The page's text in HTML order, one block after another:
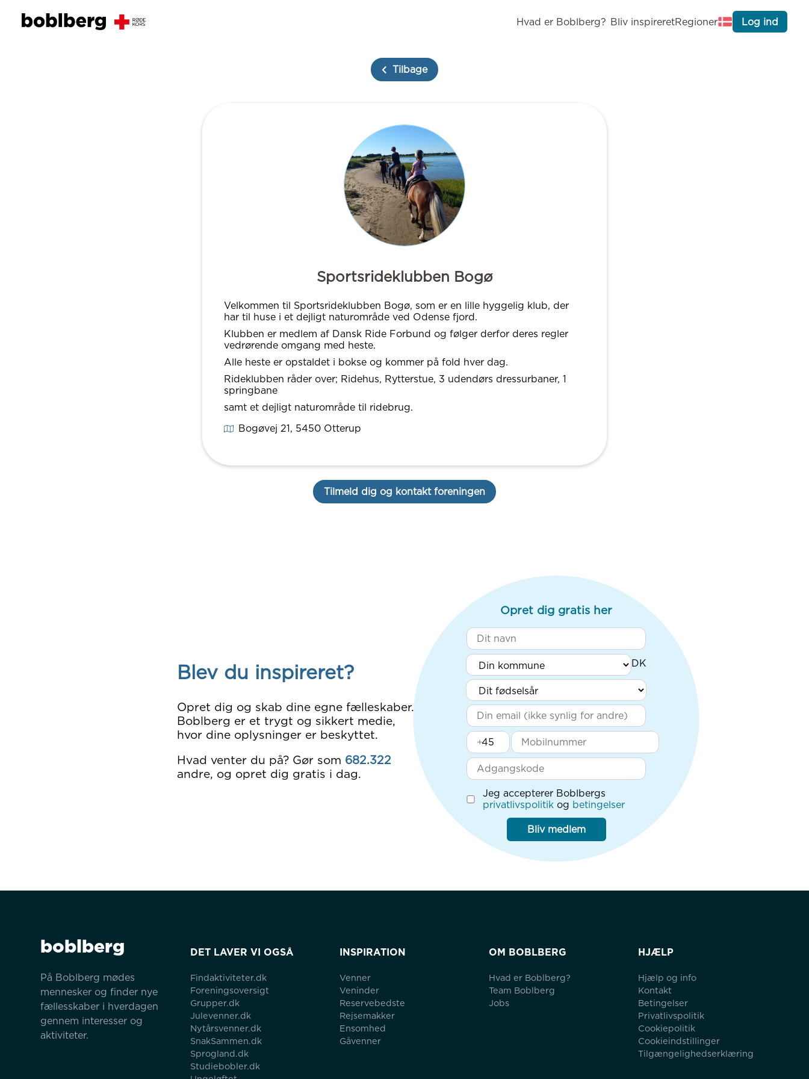
Hvad er Boblberg? Bliv inspireretRegioner Log ind
Tilbage
Sportsrideklubben Bogø
Velkommen til Sportsrideklubben Bogø, som er en lille hyggelig klub, der
har til huse i et dejligt naturområde ved Odense fjord.
Klubben er medlem af Dansk Ride Forbund og følger derfor deres regler
vedrørende omgang med heste.
Alle heste er opstaldet i bokse og kommer på fold hver dag.
Rideklubben råder over; Ridehus, Rytterstue, 3 udendørs dressurbaner, 1
springbane
samt et dejligt naturområde til ridebrug.
Bogøvej 21, 5450Otterup
Tilmeld dig og kontakt foreningen
Blev du inspireret?
Opret dig og skab dine egne fælleskaber.
Boblberg er et trygt og sikkert medie,
hvor dine oplysninger er beskyttet.
Hvad venter du på? Gør som 682.322
andre, og opret dig gratis i dag.
Opret dig gratis her
+
Jeg accepterer Boblbergs
privatlivspolitik og betingelser
Bliv medlem
boblberg
På Boblberg mødes
mennesker og finder nye
fællesskaber i hverdagen
gennem interesser og
aktiviteter.
DET LAVER VI OGSÅ
Findaktiviteter.dk
Foreningsoversigt
Grupper.dk
Julevenner.dk
Nytårsvenner.dk
SnakSammen.dk
Sprogland.dk
Studiebobler.dk
INSPIRATION
Venner
Veninder
Reservebedste
Rejsemakker
Ensomhed
Gåvenner
OM BOBLBERG
Hvad er Boblberg?
Team Boblberg
Jobs
HJÆLP
Hjælp og info
Kontakt
Betingelser
Privatlivspolitik
Cookiepolitik
Cookieindstillinger
Tilgængelighedserklæring